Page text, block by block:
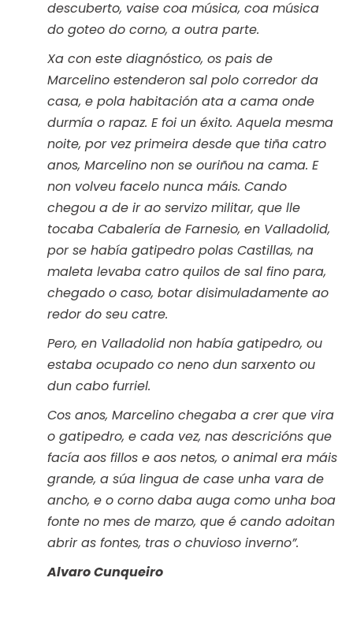
descuberto, vaise coa música, coa música
do goteo do corno, a outra parte.
Xa con este diagnóstico, os pais de
Marcelino estenderon sal polo corredor da
casa, e pola habitación ata a cama onde
durmía o rapaz. E foi un éxito. Aquela mesma
noite, por vez primeira desde que tiña catro
anos, Marcelino non se ouriñou na cama. E
non volveu facelo nunca máis. Cando
chegou a de ir ao servizo militar, que lle
tocaba Cabalería de Farnesio, en Valladolid,
por se había gatipedro polas Castillas, na
maleta levaba catro quilos de sal fino para,
chegado o caso, botar disimuladamente ao
redor do seu catre.
Pero, en Valladolid non había gatipedro, ou
estaba ocupado co neno dun sarxento ou
dun cabo furriel.
Cos anos, Marcelino chegaba a crer que vira
o gatipedro, e cada vez, nas descricións que
facía aos fillos e aos netos, o animal era máis
grande, a súa lingua de case unha vara de
ancho, e o corno daba auga como unha boa
fonte no mes de marzo, que é cando adoitan
abrir as fontes, tras o chuvioso inverno”.
Alvaro Cunqueiro